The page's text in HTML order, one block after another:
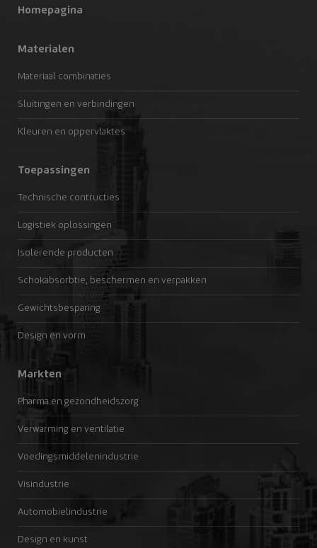
Homepagina
Materialen
Materiaal combinaties
Sluitingen en verbindingen
Kleuren en oppervlaktes
Toepassingen
Technische contructies
Logistiek oplossingen
Isolerende producten
Schokabsorbtie, beschermen en verpakken
Gewichtsbesparing
Design en vorm
Markten
Pharma en gezondheidszorg
Verwarming en ventilatie
Voedingsmiddelenindustrie
Visindustrie
Automobielindustrie
Design en kunst